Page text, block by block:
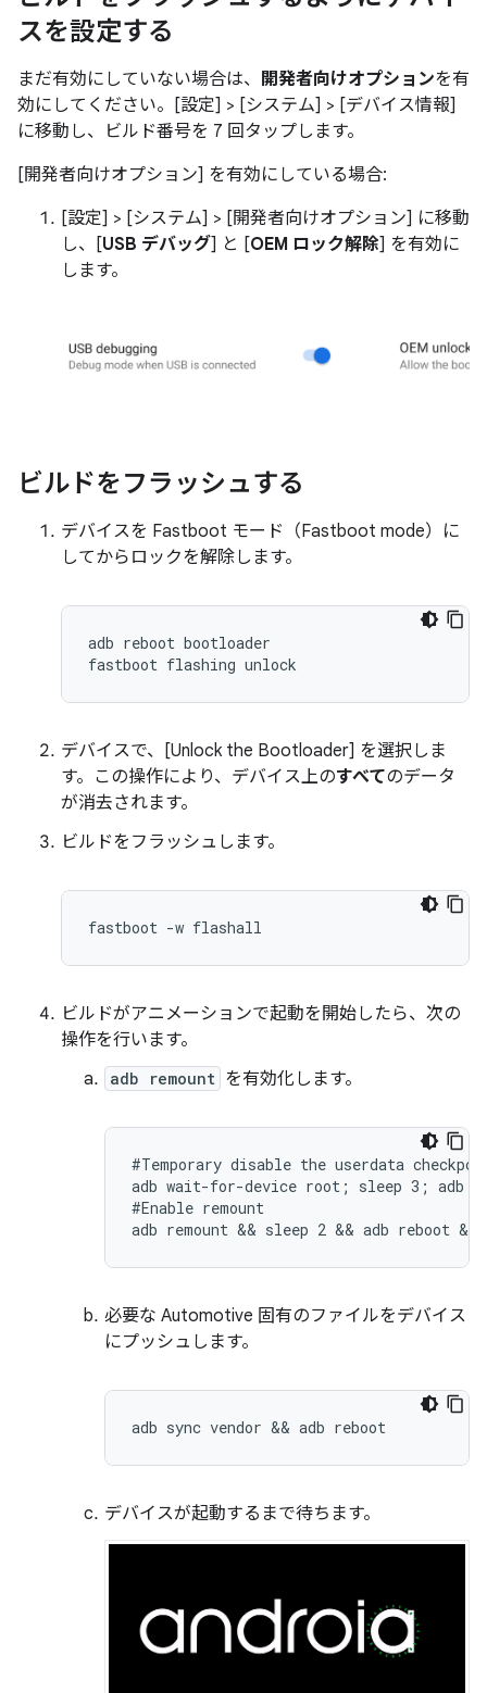
スを設定する
まだ有効にしていない場合は、 開発者向けオプションを有
効にしてください。[設定] > [システム] > [デバイス情報]
に移動し、ビルド番号を 7 回タップします。
[開発者向けオプション] を有効にしている場合:
[設定] > [システム] > [開発者向けオプション] に移動
し、[USB デバッグ] と [OEM ロック解除] を有効に
します。
ビルドをフラッシュする
デバイスを Fastboot モード（Fastboot mode）に
してからロックを解除します。
adb reboot bootloader
fastboot flashing unlock
デバイスで、[Unlock the Bootloader] を選択しま
す。この操作により、デバイス上のすべてのデータ
が消去されます。
ビルドをフラッシュします。
fastboot -w flashall
ビルドがアニメーションで起動を開始したら、次の
操作を行います。
adb remount を有効化します。
#Temporary disable the userdata
adb wait-for-device root; sleep 3; adb
#Enable remount
adb remount && sleep 2 && adb reboot
必要な Automotive 固有のファイルをデバイス
にプッシュします。
adb sync vendor && adb reboot
デバイスが起動するまで待ちます。